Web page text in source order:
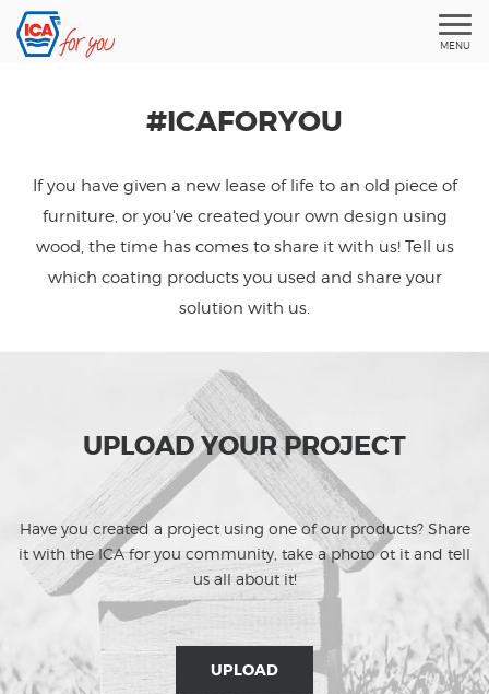
MENU
#ICAFORYOU
If you have given a new lease of life to an old piece of
furniture, or you've created your own design using
wood, the time has comes to share it with us! Tell us
which coating products you used and share your
solution with us.
UPLOAD YOUR PROJECT
Have you created a project using one of our products? Share
it with the ICA for you community, take a photo ot it and tell
us all about it!
UPLOAD